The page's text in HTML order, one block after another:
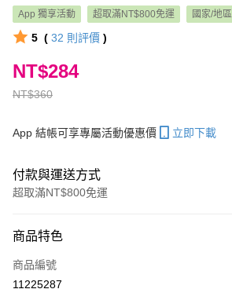
App 獨享活動 超取滿NT$800免運 國家/地
5 ( 32 則評價 )
NT$360
NT$284
App 結帳可享專屬活動優惠價 立即下載
付款與運送方式
超取滿NT$800免運
信用卡一次付款
LINE Pay
商品特色
商品編號
11225287